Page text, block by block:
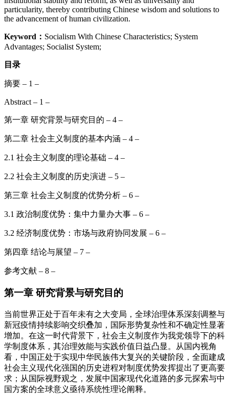
particularity, thereby contributing Chinese wisdom and solutions to
the advancement of human civilization.
Keyword： Socialism With Chinese Characteristics; System
Advantages; Socialist System;
目录
摘要 – 1 –
Abstract – 1 –
第一章 研究背景与研究目的 – 4 –
第二章 社会主义制度的基本内涵 – 4 –
2.1 社会主义制度的理论基础 – 4 –
2.2 社会主义制度的历史演进 – 5 –
第三章 社会主义制度的优势分析 – 6 –
3.1 政治制度优势：集中力量办大事 – 6 –
3.2 经济制度优势：市场与政府协同发展 – 6 –
第四章 结论与展望 – 7 –
参考文献 – 8 –
第一章 研究背景与研究目的
当前世界正处于百年未有之大变局，全球治理体系深刻调整与
新冠疫情持续影响交织叠加，国际形势复杂性和不确定性显著
增加。在这一时代背景下，社会主义制度作为我党领导下的科
学制度体系，其治理效能与实践价值日益凸显。从国内视角
看，中国正处于实现中华民族伟大复兴的关键阶段，全面建成
社会主义现代化强国的历史进程对制度优势发挥提出了更高要
求；从国际视野观之，发展中国家现代化道路的多元探索与中
国方案的全球意义亟待系统性理论阐释。